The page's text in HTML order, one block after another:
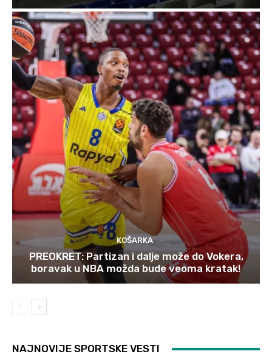
KOŠARKA
PREOKRET: Partizan i dalje može do Vokera,
boravak u NBA možda bude veoma kratak!
NAJNOVIJE SPORTSKE VESTI